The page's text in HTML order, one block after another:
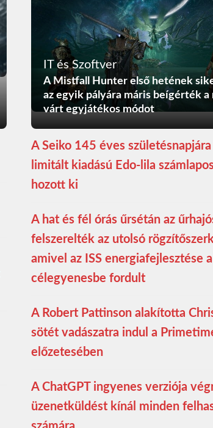
IT és Szoftver
A Mistfall Hunter első hetének
az egyik pályára máris beígérték a
várt egyjátékos módot
A Seiko 145 éves
limitált kiadású Edo-lila
hozott ki
A hat és fél órás űrsétán az
felszerelték az utolsó
amivel az ISS energiafejlesztése a
célegyenesbe fordult
A Robert Pattinson alakította
sötét vadászatra indul a
előzetesében
A ChatGPT ingyenes verziója
üzenetküldést kínál minden